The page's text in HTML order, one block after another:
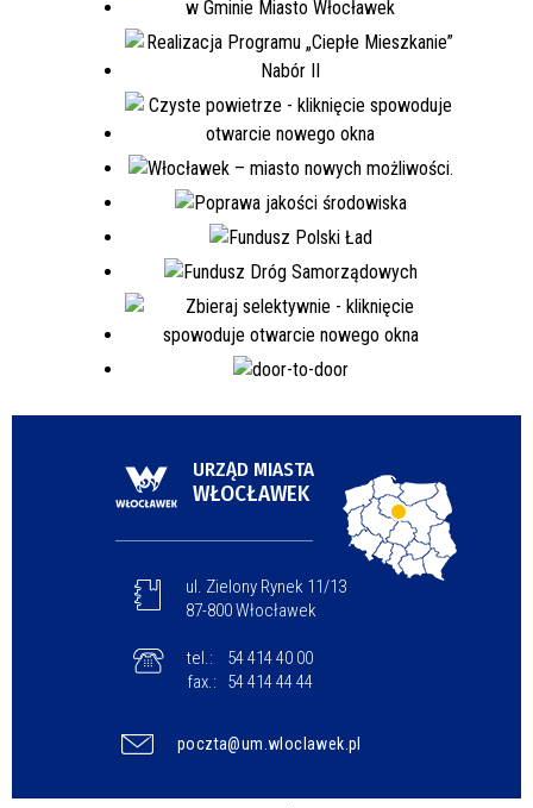
URZĄD MIASTA
WŁOCŁAWEK
ul. Zielony Rynek 11/13
87-800 Włocławek
tel.:
54 414 40 00
fax.:
54 414 44 44
poczta@um.wloclawek.pl